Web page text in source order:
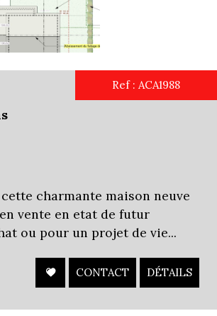
Ref : ACA1988
charmante maison neuve
vente en etat de futur
ou pour un projet de vie...
CONTACT DÉTAILS